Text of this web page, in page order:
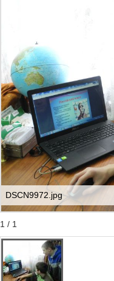
DSCN9972.jpg
1 / 1
StartStop